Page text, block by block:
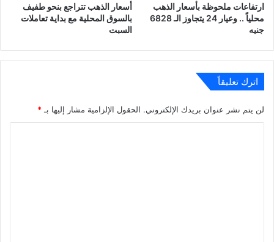
ارتفاعات ملحوظة بأسعار الذهب
محلياً .. وعيار 24 يتجاوز الـ 6828
جنيه
أسعار الذهب تتراجع بنحو طفيف
بالسوق المحلية مع بداية تعاملات
السبت
اترك تعليقاً
لن يتم نشر عنوان بريدك الإلكتروني. الحقول الإلزامية مشار إليها بـ *